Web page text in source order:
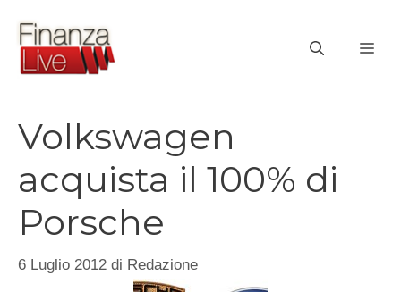
contenuto
Volkswagen
acquista il 100% di
Porsche
6 Luglio 2012 di Redazione